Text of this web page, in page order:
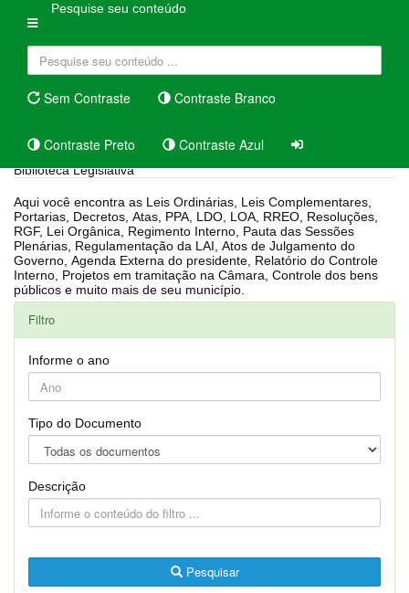
Pesquise seu conteúdo
Sem Contraste Contraste Branco
Contraste Preto Contraste Azul
Biblioteca Legislativa
Aqui você encontra as Leis Ordinárias, Leis Complementares,
Portarias, Decretos, Atas, PPA, LDO, LOA, RREO, Resoluções,
RGF, Lei Orgânica, Regimento Interno, Pauta das Sessões
Plenárias, Regulamentação da LAI, Atos de Julgamento do
Governo, Agenda Externa do presidente, Relatório do Controle
Interno, Projetos em tramitação na Câmara, Controle dos bens
públicos e muito mais de seu município.
Filtro
Informe o ano
Tipo do Documento
Descrição
Pesquisar